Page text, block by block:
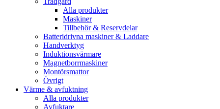
Alla produkter
Maskiner
Tillbehör & Reservdelar
Batteridrivna maskiner & Laddare
Handverktyg
Induktionsvärmare
Magnetborrmaskiner
Montörsmattor
Övrigt
Värme & avfuktning
Alla produkter
Avfuktare